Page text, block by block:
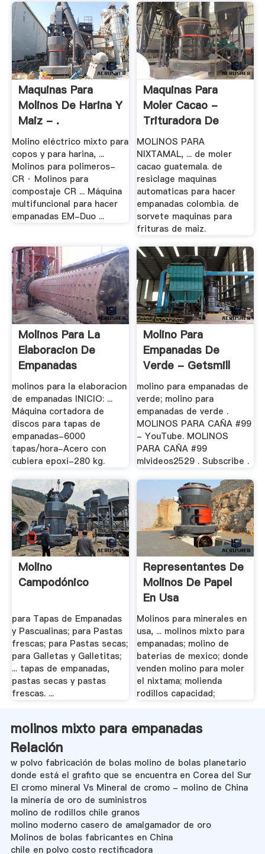
Maquinas Para
Molinos De Harina Y
Maiz - .
Molino eléctrico mixto para
copos y para harina, ...
Molinos para polimeros-
CR · Molinos para
compostaje CR ... Máquina
multifuncional para hacer
empanadas EM-Duo ...
Maquinas Para
Moler Cacao -
Trituradora De
Cono
MOLINOS PARA
NIXTAMAL, ... de moler
cacao guatemala. de
resiclage maquinas
automaticas para hacer
empanadas colombia. de
sorvete maquinas para
frituras de maiz.
Molinos Para La
Elaboracion De
Empanadas
molinos para la elaboracion
de empanadas INICIO: ...
Máquina cortadora de
discos para tapas de
empanadas-6000
tapas/hora-Acero con
cubiera epoxi-280 kg.
Molino Para
Empanadas De
Verde - Getsmill
molino para empanadas de
verde; molino para
empanadas de verde .
MOLINOS PARA CAÑA #99
- YouTube. MOLINOS
PARA CAÑA #99
mlvideos2529 . Subscribe .
Molino
Campodónico
para Tapas de Empanadas
y Pascualinas; para Pastas
frescas; para Pastas secas;
para Galletas y Galletitas;
... tapas de empanadas,
pastas secas y pastas
frescas. ...
Representantes De
Molinos De Papel
En Usa
Molinos para minerales en
usa, ... molinos mixto para
empanadas; molino de
baterias de mexico; donde
venden molino para moler
el nixtama; molienda
rodillos capacidad;
molinos mixto para empanadas
Relación
w polvo fabricación de bolas molino de bolas planetario
donde está el grafito que se encuentra en Corea del Sur
El cromo mineral Vs Mineral de cromo - molino de China
la minería de oro de suministros
molino de rodillos chile granos
molino moderno casero de amalgamador de oro
Molinos de bolas fabricantes en China
chile en polvo costo rectificadora